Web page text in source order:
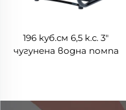
196 куб.см 6,5 к.с. 3"
чугунена водна помпа